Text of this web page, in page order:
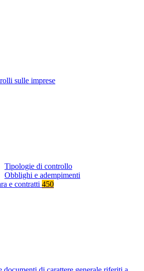
sulle imprese
Tipologie di controllo
Obblighi e adempimenti
e contratti 450